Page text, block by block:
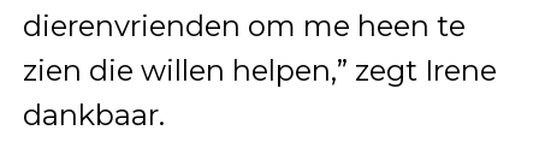
dierenvrienden om me heen te
zien die willen helpen,” zegt Irene
dankbaar.